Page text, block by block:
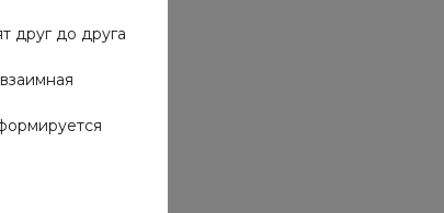
друг до друга